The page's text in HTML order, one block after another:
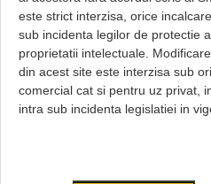
este strict interzisa, orice
sub incidenta legilor de protectie
proprietatii intelectuale.
din acest site este interzisa sub
comercial cat si pentru uz privat,
intra sub incidenta legislatiei in